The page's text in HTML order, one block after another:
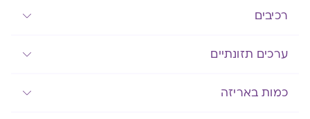
רכיבים
ערכים תזונתיים
כמות באריזה